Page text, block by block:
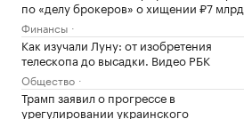
по «делу брокеров» о хищении ₽7 млрд
Финансы
Как изучали Луну: от изобретения
телескопа до высадки. Видео РБК
Общество
Трамп заявил о прогрессе в
урегулировании украинского